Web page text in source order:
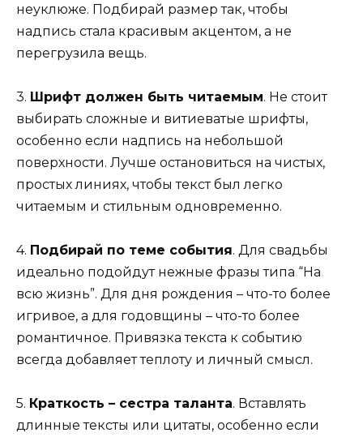
неуклюже. Подбирай размер так, чтобы
надпись стала красивым акцентом, а не
перегрузила вещь.
3. Шрифт должен быть читаемым. Не стоит
выбирать сложные и витиеватые шрифты,
особенно если надпись на небольшой
поверхности. Лучше остановиться на чистых,
простых линиях, чтобы текст был легко
читаемым и стильным одновременно.
4. Подбирай по теме события. Для свадьбы
идеально подойдут нежные фразы типа “На
всю жизнь”. Для дня рождения – что-то более
игривое, а для годовщины – что-то более
романтичное. Привязка текста к событию
всегда добавляет теплоту и личный смысл.
5. Краткость – сестра таланта. Вставлять
длинные тексты или цитаты, особенно если